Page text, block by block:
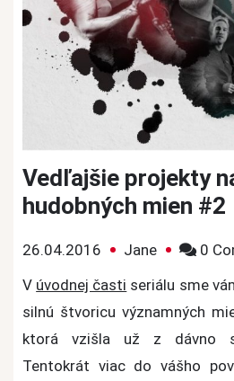
Vedľajšie projekty
hudobných mien #2
26.04.2016 Jane 0
V úvodnej časti seriálu sme
silnú štvoricu významných
ktorá vzišla už z dávno
Tentokrát viac do vášho